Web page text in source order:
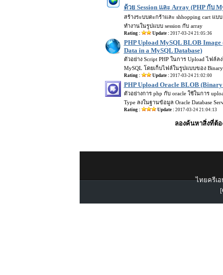
ด้วย Session และ Array (PHP กับ
สร้างระบบตะกร้าและ shhopping cart แบ
ทำงานในรูปแบบ session กับ array
Rating : Update : 2017-03-24 21:05:36
PHP Upload MySQL BLOB
Data in a MySQL Database)
ตัวอย่าง Script PHP ในการ Upload ไฟล์
MySQL โดยเก็บไฟล์ในรูปแบบของ
Rating : Update : 2017-03-24 21:02:00
PHP Upload Oracle BLOB
ตัวอย่างการ php กับ oracle ใช้ในการ
Type ลงในฐานข้อมูล Oracle Database
Rating : Update : 2017-03-24 21:04:13
ลองค้นหาสิ่งที่ต้อ
ไทยครีเอ
[